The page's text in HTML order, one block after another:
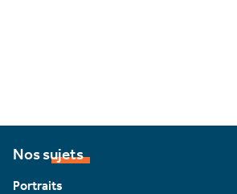
Nos sujets
Portraits